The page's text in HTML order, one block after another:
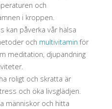
och
i kroppen.
kan påverka vår hälsa
och multivitamin för
meditation, djupandning
roligt och skratta är
och öka livsglädjen.
människor och hitta